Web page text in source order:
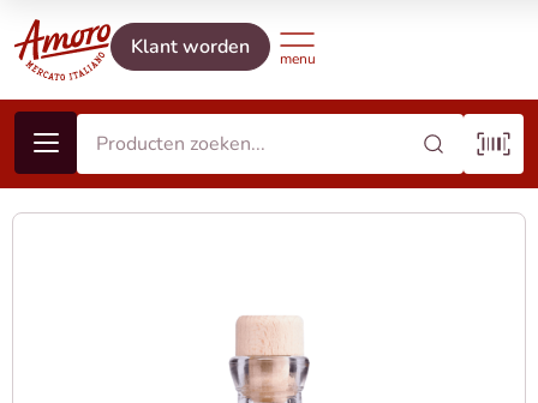
Klant worden